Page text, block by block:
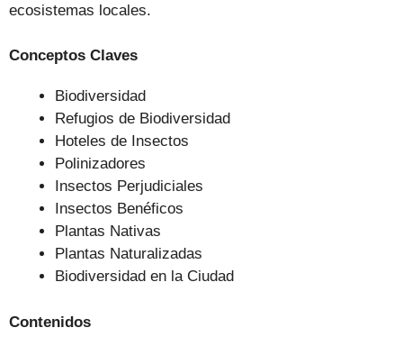
ecosistemas locales.
Conceptos Claves
Biodiversidad
Refugios de Biodiversidad
Hoteles de Insectos
Polinizadores
Insectos Perjudiciales
Insectos Benéficos
Plantas Nativas
Plantas Naturalizadas
Biodiversidad en la Ciudad
Contenidos